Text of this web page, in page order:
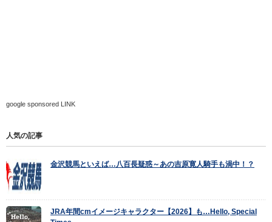
google sponsored LINK
人気の記事
金沢競馬といえば…八百長疑惑～あの吉原寛人騎手も渦中！？
JRA年間cmイメージキャラクター【2026】も…Hello, Special